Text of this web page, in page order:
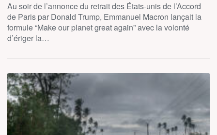
Au soir de l’annonce du retrait des États-unis de l’Accord
de Paris par Donald Trump, Emmanuel Macron lançait la
formule “Make our planet great again” avec la volonté
d’ériger la…